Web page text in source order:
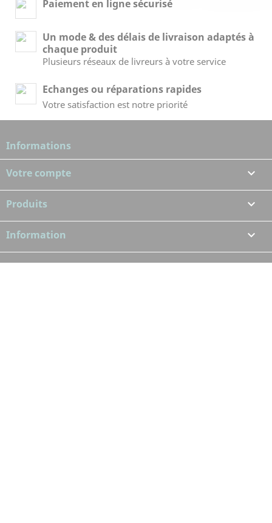
Paiement en ligne sécurisé
Un mode & des délais de livraison adaptés à
chaque produit
Plusieurs réseaux de livreurs à votre service
Echanges ou réparations rapides
Votre satisfaction est notre priorité
Informations
Votre compte 
Produits 
Information 